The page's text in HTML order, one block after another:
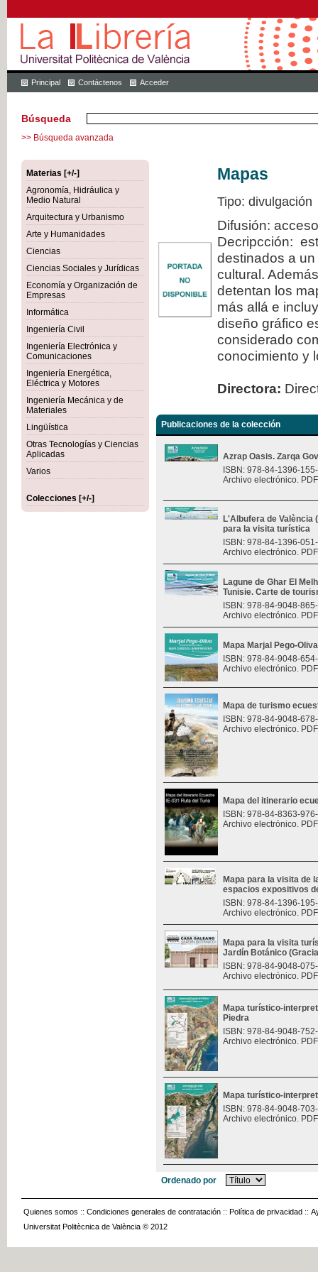
Principal Contáctenos Acceder
Búsqueda
>> Búsqueda avanzada
Materias [+/-]
Agronomía, Hidráulica y
Medio Natural
Arquitectura y Urbanismo
Arte y Humanidades
Ciencias
Ciencias Sociales y Jurídicas
Economía y Organización de
Empresas
Informática
Ingeniería Civil
Ingeniería Electrónica y
Comunicaciones
Ingeniería Energética,
Eléctrica y Motores
Ingeniería Mecánica y de
Materiales
Lingüística
Otras Tecnologías y Ciencias
Aplicadas
Varios
Colecciones [+/-]
Mapas
Tipo: divulgación
Difusión:
Decripcción:
destinados a
cultural.
detentan los
más allá e
diseño gráfico
considerado
conocimiento y
Directora:
Publicaciones de la colección
Azrap Oasis. Zarqa
ISBN: 978-84-1396-
Archivo electrónico.
L'Albufera de València
para la visita turística
ISBN: 978-84-1396-
Archivo electrónico.
Lagune de Ghar El
Tunisie. Carte de
ISBN: 978-84-9048-
Archivo electrónico.
Mapa Marjal Pego-Oliva
ISBN: 978-84-9048-
Archivo electrónico.
Mapa de turismo
ISBN: 978-84-9048-
Archivo electrónico.
Mapa del itinerario
ISBN: 978-84-8363-
Archivo electrónico.
Mapa para la visita de
espacios expositivos
ISBN: 978-84-1396-
Archivo electrónico.
Mapa para la visita
Jardín Botánico
ISBN: 978-84-9048-
Archivo electrónico.
Mapa turístico-
Piedra
ISBN: 978-84-9048-
Archivo electrónico.
Mapa turístico-
ISBN: 978-84-9048-
Archivo electrónico.
Ordenado por
Quienes somos :: Condiciones generales de contratación :: Política de privacidad ::
Universitat Politècnica de València © 2012